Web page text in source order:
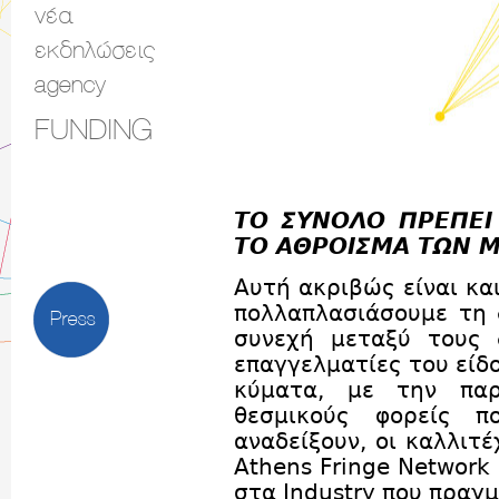
ΤΟ ΣΥΝΟΛΟ ΠΡΕΠΕΙ
ΤΟ ΑΘΡΟΙΣΜΑ ΤΩΝ
Αυτή ακριβώς είναι
πολλαπλασιάσουμε
συνεχή μεταξύ τους
επαγγελματίες του
κύματα, με την
θεσμικούς φορείς
αναδείξουν, οι
Athens Fringe
στα Industry που
FUNDING
Press
νέα
εκδηλώσεις
agency